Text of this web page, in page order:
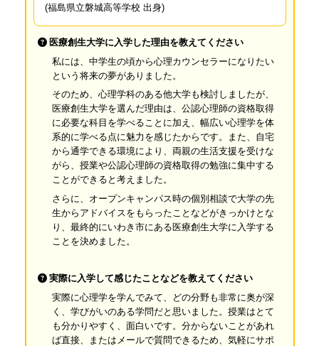
(福島県立磐城高等学校 出身)
医療創生大学に入学した理由を教えてください
私には、中学生の頃から心理カウンセラーになりたい
という将来の夢がありました。
そのため、心理学科のある他大学も検討しましたが、
医療創生大学を選んだ理由は、公認心理師の資格取得
に必要な科目を学べることに加え、幅広い心理学を体
系的に学べる点に魅力を感じたからです。また、自宅
から通学できる環境により、両親の生活支援を受けな
がら、授業や公認心理師の資格取得の勉強に集中する
ことができると考えました。
さらに、オープンキャンパス時の個別相談で大学の先
生からアドバイスをもらったことなどがきっかけとな
り、最終的にいわき市にある医療創生大学に入学する
ことを決めました。
実際に入学して感じたことなどを教えてください
実際に心理学を学んでみて、どの分野も非常に奥が深
く、学びがいのある学問だと思いました。授業はとて
も分かりやすく、面白いです。分からないことがあれ
ば直接、またはメールで質問できるため、気軽にサポ